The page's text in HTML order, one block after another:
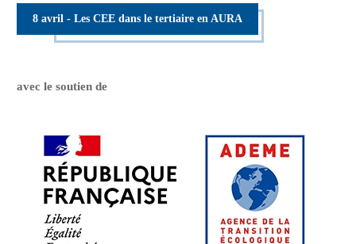
8 avril - Les CEE dans le tertiaire en AURA
avec le soutien de